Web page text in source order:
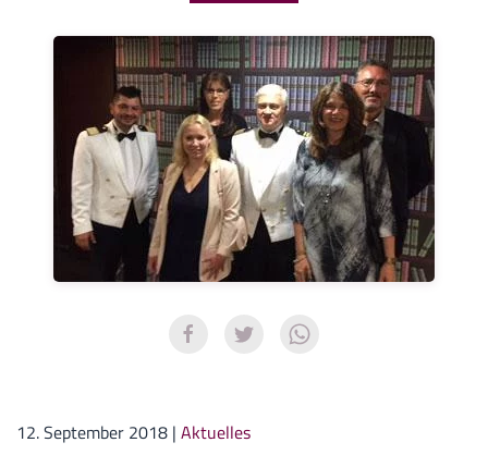
12. September 2018 | Aktuelles